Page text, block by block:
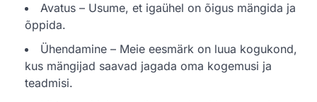
Avatus – Usume, et igaühel on õigus mängida ja
õppida.
Ühendamine – Meie eesmärk on luua kogukond,
kus mängijad saavad jagada oma kogemusi ja
teadmisi.